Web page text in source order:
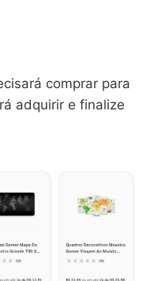
comprar para
adquirir e finalize